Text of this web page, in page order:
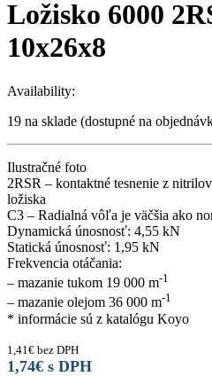
Ložisko 6000
10x26x8
Availability:
19 na sklade (dostupné na
Ilustračné foto
2RSR – kontaktné tesnenie z
ložiska
C3 – Radialná vôľa je väčšia ako
Dynamická únosnosť: 4,55 kN
Statická únosnosť: 1,95 kN
Frekvencia otáčania:
– mazanie tukom 19 000 m-1
– mazanie olejom 36 000 m-1
* informácie sú z katalógu Koyo
1,41 € bez DPH
1,74€ s DPH